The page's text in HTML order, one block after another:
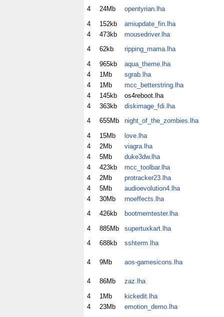
4 24Mb
opentyrian.lha
4
152kb
amiupdate_fin.lha
4
473kb
mousedriver.lha
4
62kb
ripping_mama.lha
4
965kb
aqua_theme.lha
4
1Mb
sgrab.lha
4
1Mb
mcc_betterstring.lha
4
145kb
os4reboot.lha
4
363kb
diskimage_fdi.lha
4
655Mb
night_of_the_zombies.lha
4
15Mb
love.lha
4
2Mb
viagra.lha
4
5Mb
duke3dw.lha
4
423kb
mcc_toolbar.lha
4
2Mb
protracker23.lha
4
5Mb
audioevolution4.lha
4
30Mb
rnoeffects.lha
4
426kb
bootmemtester.lha
4
885Mb
supertuxkart.lha
4
688kb sshterm.lha
4 9Mb aos-gamesicons.lha
4 86Mb
zaz.lha
4
1Mb
kickedit.lha
4
23Mb
emotion_demo.lha